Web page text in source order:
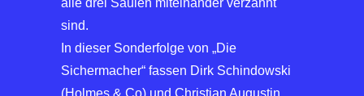
alle drei Säulen miteinander verzahnt
sind.
In dieser Sonderfolge von „Die
Sichermacher“ fassen Dirk Schindowski
(Holmes & Co) und Christian Augustin